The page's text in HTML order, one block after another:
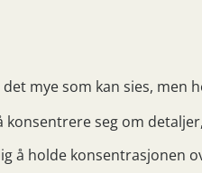
mye som kan sies, men
konsentrere seg om
å holde konsentrasjonen